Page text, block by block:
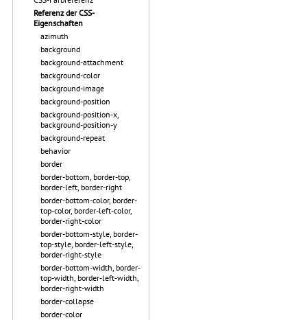
Referenz der CSS-
Eigenschaften
azimuth
background
background-attachment
background-color
background-image
background-position
background-position-x,
background-position-y
background-repeat
behavior
border
border-bottom, border-top,
border-left, border-right
border-bottom-color, border-
top-color, border-left-color,
border-right-color
border-bottom-style, border-
top-style, border-left-style,
border-right-style
border-bottom-width, border-
top-width, border-left-width,
border-right-width
border-collapse
border-color